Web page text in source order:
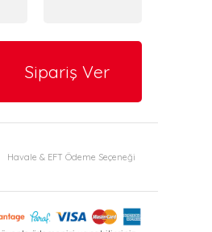
Sipariş Ver
Havale & EFT Ödeme Seçeneği